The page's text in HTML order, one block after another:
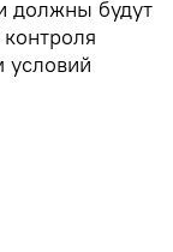
должны будут
условий